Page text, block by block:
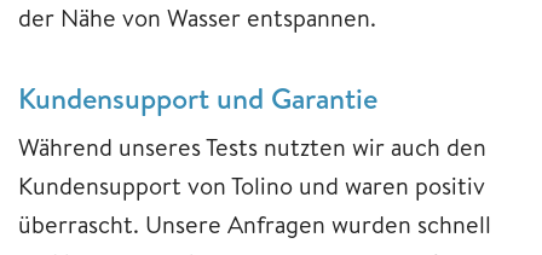
der Nähe von Wasser entspannen.
Kundensupport und Garantie
Während unseres Tests nutzten wir auch den
Kundensupport von Tolino und waren positiv
überrascht. Unsere Anfragen wurden schnell